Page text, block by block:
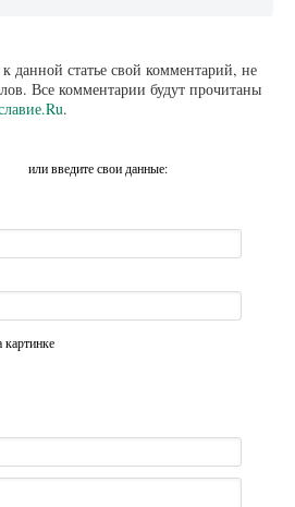
данной статье свой комментарий, не
Все комментарии будут прочитаны
.
или введите свои данные:
картинке